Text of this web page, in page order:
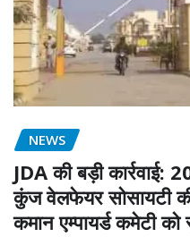
NEWS
JDA की बड़ी कार्रवाई:
कुंज वेलफेयर सोसायटी
कमान एम्पायर्ड कमेटी को